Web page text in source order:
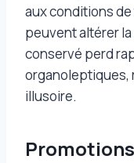
aux conditions
peuvent altérer
conservé perd
organoleptiques,
illusoire.